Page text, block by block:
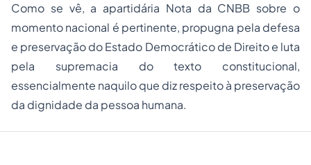
Como se vê, a apartidária Nota da CNBB sobre o
momento nacional é pertinente, propugna pela defesa
e preservação do Estado Democrático de Direito e luta
pela supremacia do texto constitucional,
essencialmente naquilo que diz respeito à preservação
da dignidade da pessoa humana.